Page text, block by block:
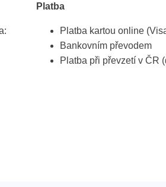
Platba
Platba kartou online
Bankovním převodem
Platba při převzetí v ČR